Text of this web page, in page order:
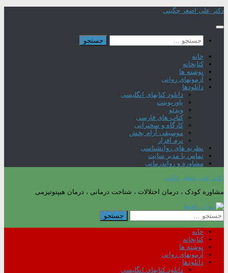
Skip
content
دکتر علی اصغر چگینی
جستجو
برای:
خانه
کتابخانه
نوشته ها
آزمونهای روانی
دانلودها
دانلود کتابهای انگلیسی
پاورپوینت
ویدئو
کتاب های فارسی
کارگاه و سخنرانی
موسیقی آرام بخش
نرم افزار
نظریه های روانشناسی
تماس با مدیر سایت
مشاوره و رواندرمانی
دکتر علی اصغر چگینی
مشاوره کودک ، درمان اختلالات ، شناخت درمانی ، درمان هیپنوتیزمی
جستجو
برای:
خانه
کتابخانه
نوشته ها
آزمونهای روانی
دانلودها
دانلود کتابهای انگلیسی